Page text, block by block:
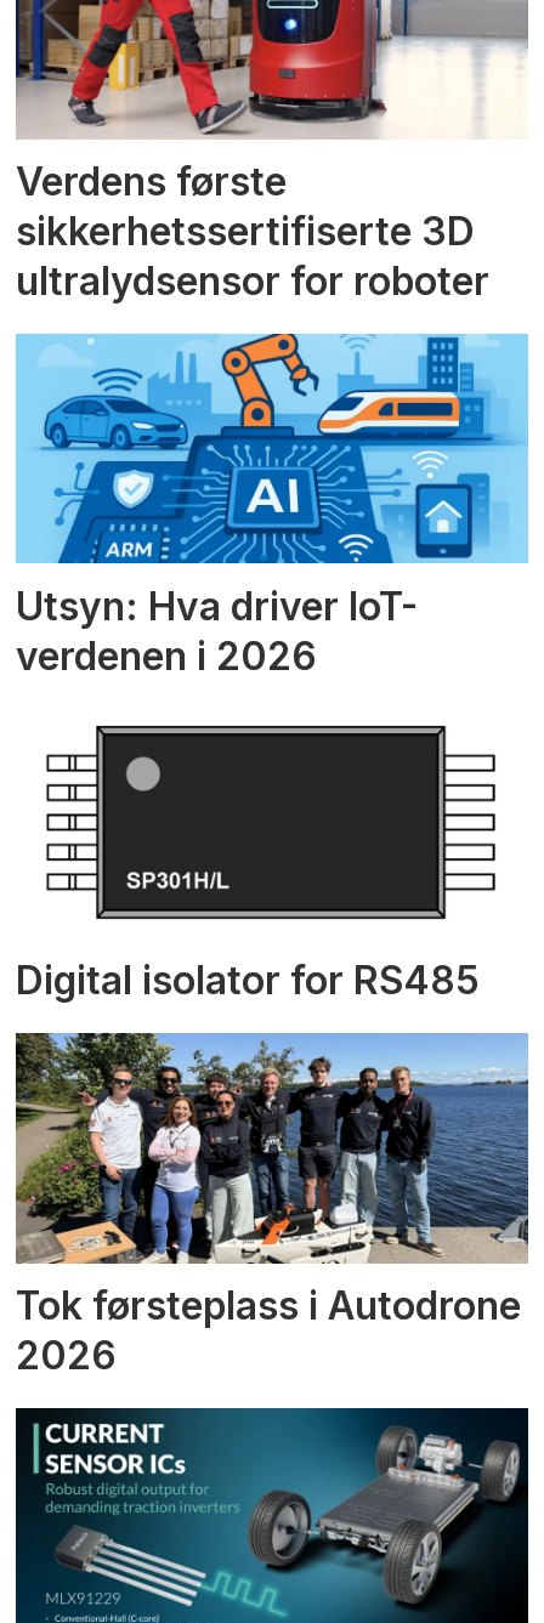
Verdens første
sikkerhetssertifiserte 3D
ultralydsensor for roboter
Utsyn: Hva driver IoT-
verdenen i 2026
Digital isolator for RS485
Tok førsteplass i Autodrone
2026